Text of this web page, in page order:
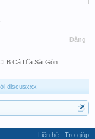
Đăng
Cá Dĩa Sài Gòn
discusxxx
Liên hệ
Trợ giúp